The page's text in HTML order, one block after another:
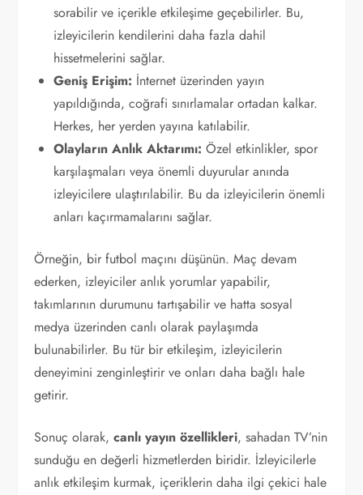
sorabilir ve içerikle etkileşime geçebilirler. Bu,
izleyicilerin kendilerini daha fazla dahil
hissetmelerini sağlar.
Geniş Erişim: İnternet üzerinden yayın
yapıldığında, coğrafi sınırlamalar ortadan kalkar.
Herkes, her yerden yayına katılabilir.
Olayların Anlık Aktarımı: Özel etkinlikler, spor
karşılaşmaları veya önemli duyurular anında
izleyicilere ulaştırılabilir. Bu da izleyicilerin önemli
anları kaçırmamalarını sağlar.
Örneğin, bir futbol maçını düşünün. Maç devam
ederken, izleyiciler anlık yorumlar yapabilir,
takımlarının durumunu tartışabilir ve hatta sosyal
medya üzerinden canlı olarak paylaşımda
bulunabilirler. Bu tür bir etkileşim, izleyicilerin
deneyimini zenginleştirir ve onları daha bağlı hale
getirir.
Sonuç olarak,canlı yayın özellikleri, sahadan TV’nin
sunduğu en değerli hizmetlerden biridir. İzleyicilerle
anlık etkileşim kurmak, içeriklerin daha ilgi çekici hale